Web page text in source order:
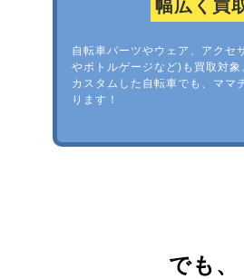
幅広く買
自転車パーツやウェア、アクセ
やボトルゲージなど)も買取対象
カスタムした自転車でも、ママ
ります！
でも、